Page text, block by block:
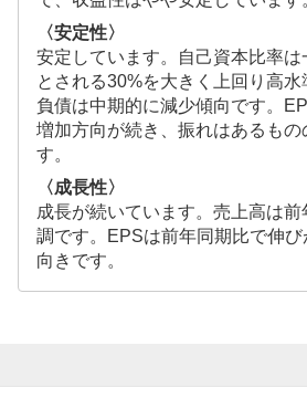
〈安定性〉
安定しています。自己資本比率は
とされる30%を大きく上回り高
負債は中期的に減少傾向です。
増加方向が続き、振れはあるもの
す。
〈成長性〉
成長が続いています。売上高は
調です。EPSは前年同期比で伸び
向きです。